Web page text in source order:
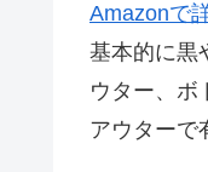
Amazonで
基本的に黒
ウター、ボ
アウターで